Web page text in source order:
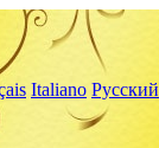
Italiano Русский